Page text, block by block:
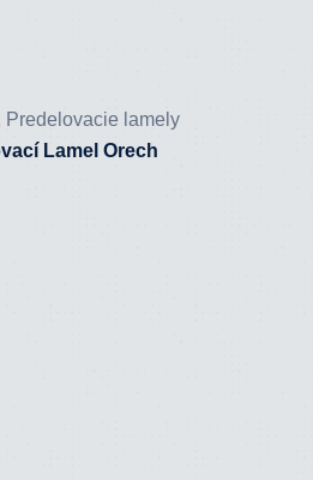
Predelovacie lamely
Lamel Orech